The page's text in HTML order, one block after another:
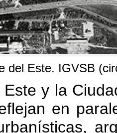
del Este. IGVSB (
y la
en
,